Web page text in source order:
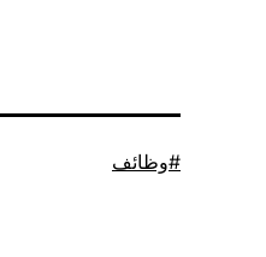
موسوم
وظائف